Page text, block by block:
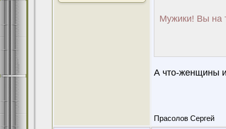
Мужики! Вы на
А что-женщины
Прасолов Сергей